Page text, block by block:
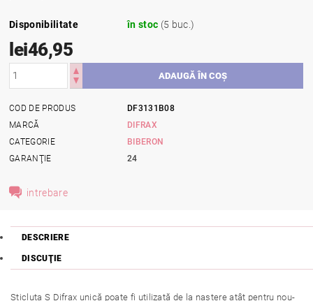
Disponibilitate în stoc (5 buc.)
lei46,95
COD DE PRODUS
DF3131B08
MARCĂ
DIFRAX
CATEGORIE
BIBERON
GARANŢIE
24
intrebare
DESCRIERE
DISCUŢIE
Sticluța S Difrax unică poate fi utilizată de la naștere atât pentru nou-